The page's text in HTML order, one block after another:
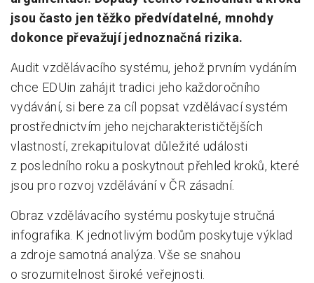
jsou často jen těžko předvídatelné, mnohdy
dokonce převažují jednoznačná rizika.
Audit vzdělávacího systému, jehož prvním vydáním
chce EDUin zahájit tradici jeho každoročního
vydávání, si bere za cíl popsat vzdělávací systém
prostřednictvím jeho nejcharakterističtějších
vlastností, zrekapitulovat důležité události
z posledního roku a poskytnout přehled kroků, které
jsou pro rozvoj vzdělávání v ČR zásadní.
Obraz vzdělávacího systému poskytuje stručná
infografika. K jednotlivým bodům poskytuje výklad
a zdroje samotná analýza. Vše se snahou
o srozumitelnost široké veřejnosti.